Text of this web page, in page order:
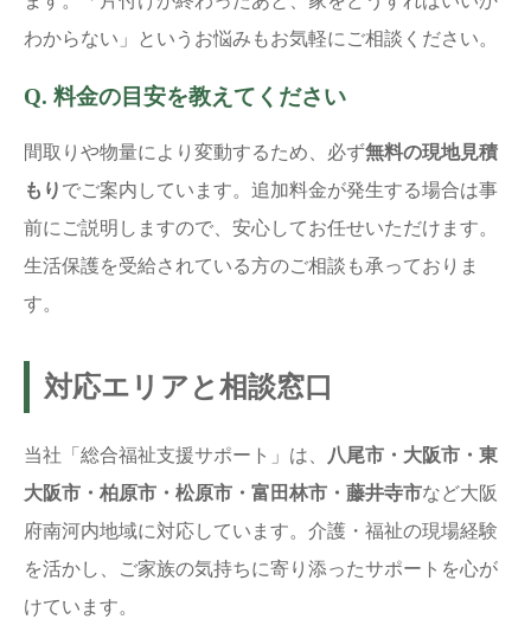
わからない」というお悩みもお気軽にご相談ください。
Q. 料金の目安を教えてください
間取りや物量により変動するため、必ず無料の現地見積
もり でご案内しています。追加料金が発生する場合は事
前にご説明しますので、安心してお任せいただけます。
生活保護を受給されている方のご相談も承っておりま
す。
対応エリアと相談窓口
当社「総合福祉支援サポート」は、
八尾市・大阪市・東
大阪市・柏原市・松原市・富田林市・藤井寺市など大阪
府南河内地域に対応しています。介護・福祉の現場経験
を活かし、ご家族の気持ちに寄り添ったサポートを心が
けています。